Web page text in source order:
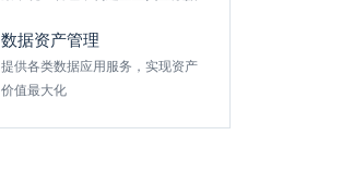
数据资产管理
提供各类数据应用服务，实现资产
价值最大化